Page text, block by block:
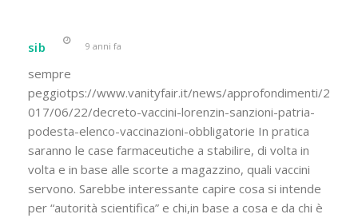
sib 9 anni fa
sempre
peggiotps://www.vanityfair.it/news/approfondimenti/2
017/06/22/decreto-vaccini-lorenzin-sanzioni-patria-
podesta-elenco-vaccinazioni-obbligatorie In pratica
saranno le case farmaceutiche a stabilire, di volta in
volta e in base alle scorte a magazzino, quali vaccini
servono. Sarebbe interessante capire cosa si intende
per “autorità scientifica” e chi,in base a cosa e da chi è